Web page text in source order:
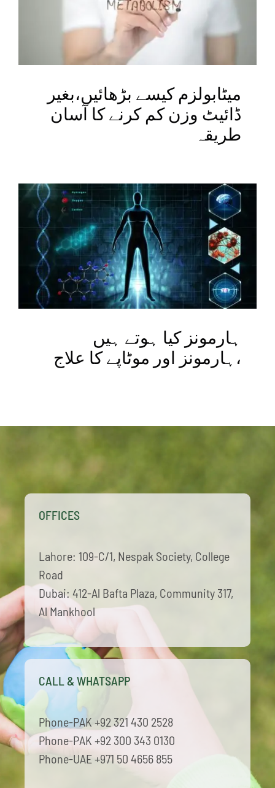
میٹابولزم کیسے بڑھائیں،بغیر
ڈائیٹ وزن کم کرنے کا آسان
طریقہ
ہارمونز کیا ہوتے ہیں
،ہارمونز اور موٹاپے کا علاج
OFFICES
Lahore: 109-C/1, Nespak Society, College
Road
Dubai: 412-Al Bafta Plaza, Community 317,
Al Mankhool
CALL & WHATSAPP
Phone-PAK +92 321 430 2528
Phone-PAK +92 300 343 0130
Phone-UAE +971 50 4656 855